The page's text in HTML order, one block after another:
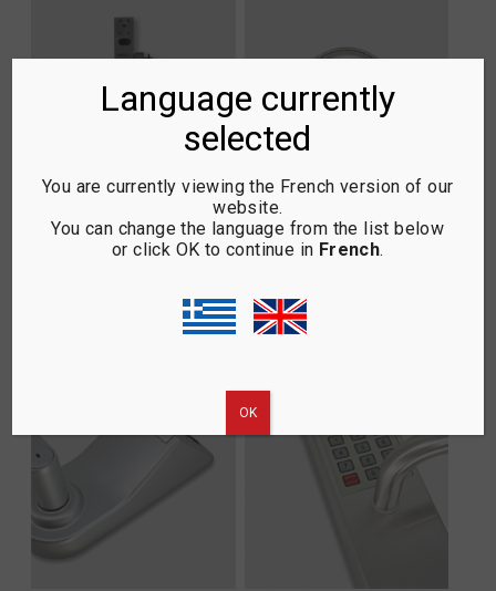
ÉLÉCTRO-AIMANT B.T.
BOUCLE MÉTALLIQUE
Language currently
selected
You are currently viewing the French version of our
website.
You can change the language from the list below
or click OK to continue in French.
ΟΚ